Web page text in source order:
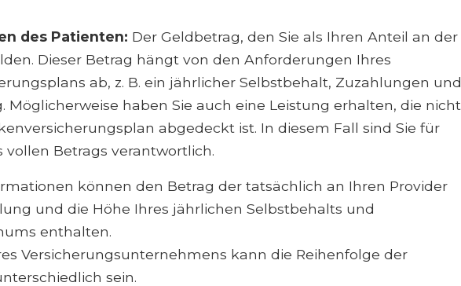
des Patienten: Der Geldbetrag, den Sie als Ihren Anteil an der
Dieser Betrag hängt von den Anforderungen Ihres
ab, z. B. ein jährlicher Selbstbehalt, Zuzahlungen und
Möglicherweise haben Sie auch eine Leistung erhalten, die nicht
abgedeckt ist. In diesem Fall sind Sie für
vollen Betrags verantwortlich.
können den Betrag der tatsächlich an Ihren Provider
und die Höhe Ihres jährlichen Selbstbehalts und
enthalten.
Versicherungsunternehmens kann die Reihenfolge der
sein.